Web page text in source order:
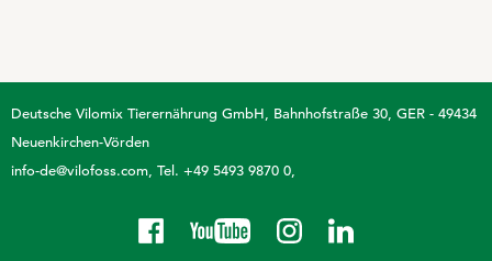
Deutsche Vilomix Tierernährung GmbH Bahnhofstraße 30, GER - 49434
Neuenkirchen-Vörden
info-de@vilofoss.com Tel. +49 5493 9870 0